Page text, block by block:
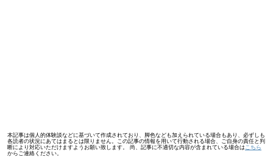
本記事は個人的体験談などに基づいて作成されており、脚色なども加えられている場合もあり、必ずしも
各読者の状況にあてはまるとは限りません。この記事の情報を用いて行動される場合、ご自身の責任と判
断により対応いただけますようお願い致します。 尚、記事に不適切な内容が含まれている場合は こちら
からご連絡ください。